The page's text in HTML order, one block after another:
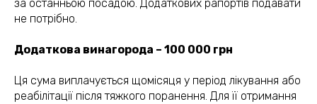
за останньою посадою. Додаткових рапортів подавати
не потрібно.
Додаткова винагорода – 100 000 грн
Ця сума виплачується щомісяця у період лікування або
реабілітації після тяжкого поранення. Для її отримання